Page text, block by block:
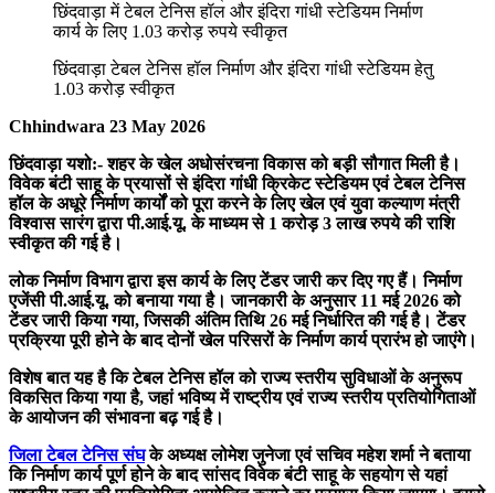
छिंदवाड़ा में टेबल टेनिस हॉल और इंदिरा गांधी स्टेडियम निर्माण
कार्य के लिए 1.03 करोड़ रुपये स्वीकृत
छिंदवाड़ा टेबल टेनिस हॉल निर्माण और इंदिरा गांधी स्टेडियम हेतु
1.03 करोड़ स्वीकृत
Chhindwara 23 May 2026
छिंदवाड़ा यशो:- शहर के खेल अधोसंरचना विकास को बड़ी सौगात मिली है।
विवेक बंटी साहू के प्रयासों से इंदिरा गांधी क्रिकेट स्टेडियम एवं टेबल टेनिस
हॉल के अधूरे निर्माण कार्यों को पूरा करने के लिए खेल एवं युवा कल्याण मंत्री
विश्वास सारंग द्वारा पी.आई.यू. के माध्यम से 1 करोड़ 3 लाख रुपये की राशि
स्वीकृत की गई है।
लोक निर्माण विभाग द्वारा इस कार्य के लिए टेंडर जारी कर दिए गए हैं। निर्माण
एजेंसी पी.आई.यू. को बनाया गया है। जानकारी के अनुसार 11 मई 2026 को
टेंडर जारी किया गया, जिसकी अंतिम तिथि 26 मई निर्धारित की गई है। टेंडर
प्रक्रिया पूरी होने के बाद दोनों खेल परिसरों के निर्माण कार्य प्रारंभ हो जाएंगे।
विशेष बात यह है कि टेबल टेनिस हॉल को राज्य स्तरीय सुविधाओं के अनुरूप
विकसित किया गया है, जहां भविष्य में राष्ट्रीय एवं राज्य स्तरीय प्रतियोगिताओं
के आयोजन की संभावना बढ़ गई है।
जिला टेबल टेनिस संघके अध्यक्ष लोमेश जुनेजा एवं सचिव महेश शर्मा ने बताया
कि निर्माण कार्य पूर्ण होने के बाद सांसद विवेक बंटी साहू के सहयोग से यहां